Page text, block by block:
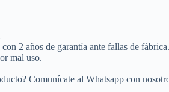
2 años de garantía ante fallas de fábrica.
mal uso.
Comunícate al Whatsapp con